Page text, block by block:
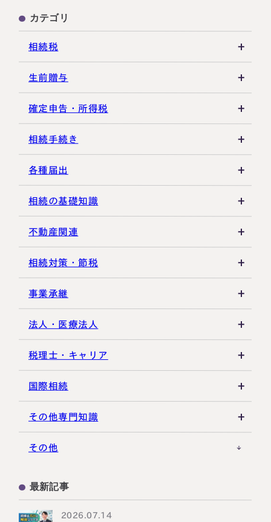
カテゴリ
相続税
相続税の基礎知識
税務調査・申告実務
各種控除・特例
生前贈与
贈与税の基礎知識
贈与の特例制度
生前贈与
その他贈与関連
確定申告・所得税
譲渡所得
その他所得税
相続手続き
遺言書
遺留分
遺産分割
相続登記・名義変更
相続放棄・限定承認
相続手続き全般
各種届出
税金の納付
死亡届・届出関連
延納・物納
相続の基礎知識
法定相続人・法定相続分
相続財産
特別縁故者
特別受益・寄与分
不動産関連
建物・マンション評価
土地の評価
借地権・貸家
その他不動産
相続対策・節税
養子縁組・家族信託
生命保険活用
小規模企業共済
不動産活用
その他の相続対策
事業承継
非上場株式評価
自己株式・株式取得
種類株式・名義株
役員関連
事業承継税制
法人・医療法人
社団法人
合同会社・持分会社
医療法人
税理士・キャリア
税理士選び・相談
税理士試験
税理士キャリア
国際相続
米国関連
海外不動産
国外転出時課税
その他専門知識
事例紹介
その他
最新記事
2026.07.14